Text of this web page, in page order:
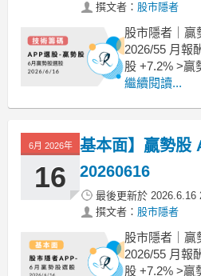
撰文者： 股市隱者
股市隱者｜贏
2026/55 月報
股 +7.2% >
率：(以 5/16
繼續閱讀...
6月 2026年
16
基本面】贏勢股
20260616
最後更新於 2026.6.16
撰文者： 股市隱者
股市隱者｜贏
2026/55 月報
股 +7.2% >